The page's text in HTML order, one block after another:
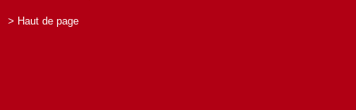
> Haut de page